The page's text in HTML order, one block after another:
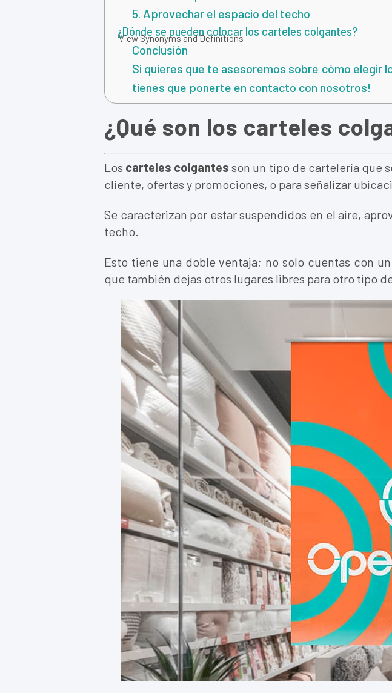
5. Aprovechar el espacio del techo
¿Dónde se pueden colocar los carteles colgantes?
Conclusión
Si quieres que te asesoremos sobre cómo elegir
tienes que ponerte en contacto con nosotros!
¿Qué son los carteles
Los carteles colgantes son un tipo de cartelería que
cliente, ofertas y promociones, o para señalizar
Se caracterizan por estar suspendidos en el aire,
techo.
Esto tiene una doble ventaja; no solo cuentas con
que también dejas otros lugares libres para otro tipo
View Synonyms and Definitions